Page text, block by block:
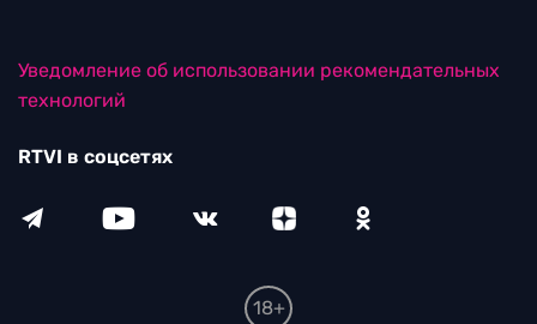
Уведомление об использовании рекомендательных
технологий
RTVI в соцсетях
18+